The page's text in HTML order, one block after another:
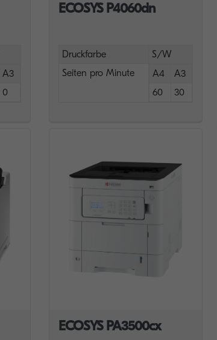
A3
0
ECOSYS P4060dn
Druckfarbe
S/W
Seiten pro Minute
A4
A3
60
30
ECOSYS PA3500cx